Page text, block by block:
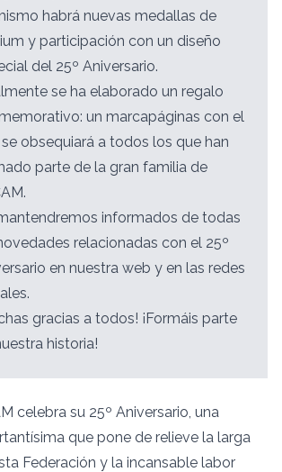
habrá nuevas medallas de
y participación con un diseño
del 25º Aniversario.
se ha elaborado un regalo
un marcapáginas con el
obsequiará a todos los que han
parte de la gran familia de
informados de todas
relacionadas con el 25º
en nuestra web y en las redes
gracias a todos! ¡Formáis parte
historia!
celebra su 25º Aniversario, una
que pone de relieve la larga
Federación y la incansable labor